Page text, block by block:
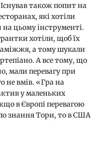
також попит на
які хотіли
цьому інструменті.
хотіли, щоб їх
а тому шукали
А все тому, що
мали перевагу при
не вмів. «Гра на
у маленьких
в Європі перевагою
знання Тори, то в США